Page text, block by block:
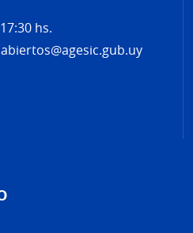
hs.